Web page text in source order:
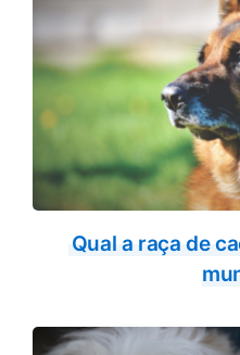
Qual a raça de